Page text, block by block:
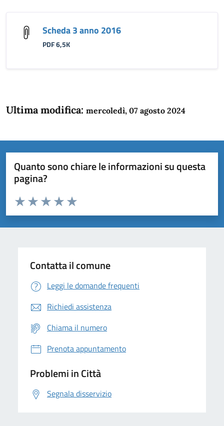
Scheda 3 anno 2016
PDF 6,5K
Ultima modifica: mercoledì, 07 agosto 2024
Quanto sono chiare le informazioni su questa
pagina?
Domanda
Valuta da 1 a 5 stelle la pagina
Valuta 5 stelle su 5
Valuta 4 stelle su 5
Valuta 3 stelle su 5
Valuta 2 stelle su 5
Valuta 1 stelle su 5
Contatta il comune
Leggi le domande frequenti
Richiedi assistenza
Chiama il numero
Prenota appuntamento
Problemi in Città
Segnala disservizio